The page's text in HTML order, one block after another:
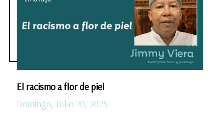
El racismo a flor de piel
Domingo, Julio 20, 2025